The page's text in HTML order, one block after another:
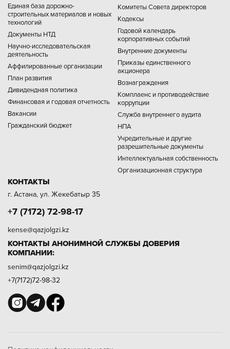
Единая база дорожно-
строительных материалов и новых
технологий
Документы НТД
Научно-исследовательская
деятельность
Аффилированные организации
План развития
Дивидендная политика
Финансовая и годовая отчетность
Вакансии
Гражданский бюджет
Комитеты Совета директоров
Кодексы
Годовой календарь
корпоративных событий
Внутренние документы
Приказы единственного
акционера
Вознаграждения
Комплаенс и противодействие
коррупции
Служба внутреннего аудита
НПА
Учредительные и другие
разрешительные документы
Интеллектуальная собственность
Организационная структура
КОНТАКТЫ
г. Астана, ул. Жекебатыр 35
+7 (7172) 72-98-17
kense@qazjolgzi.kz
КОНТАКТЫ АНОНИМНОЙ СЛУЖБЫ ДОВЕРИЯ
КОМПАНИИ:
senim@qazjolgzi.kz
+7(7172)72-98-32